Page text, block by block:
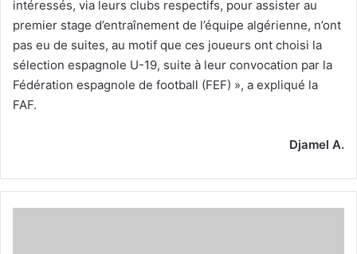
intéressés, via leurs clubs respectifs, pour assister au
premier stage d’entraînement de l’équipe algérienne, n’ont
pas eu de suites, au motif que ces joueurs ont choisi la
sélection espagnole U-19, suite à leur convocation par la
Fédération espagnole de football (FEF) », a expliqué la
FAF.
Djamel A.